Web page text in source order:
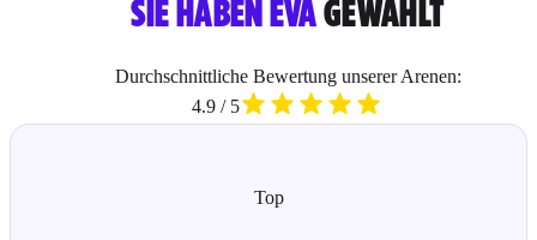
SIE HABEN EVAGEWÄHLT
Durchschnittliche Bewertung unserer Arenen:
4.9 / 5
Top